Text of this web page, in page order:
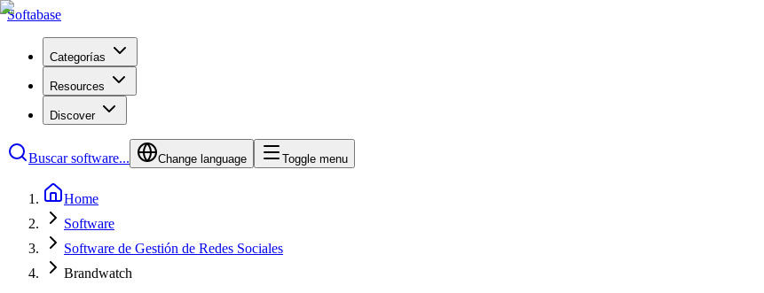
Softabase
Categorías
Resources
Discover
Buscar software... Change language Toggle menu
Home
Software
Software de Gestión de Redes Sociales
Brandwatch